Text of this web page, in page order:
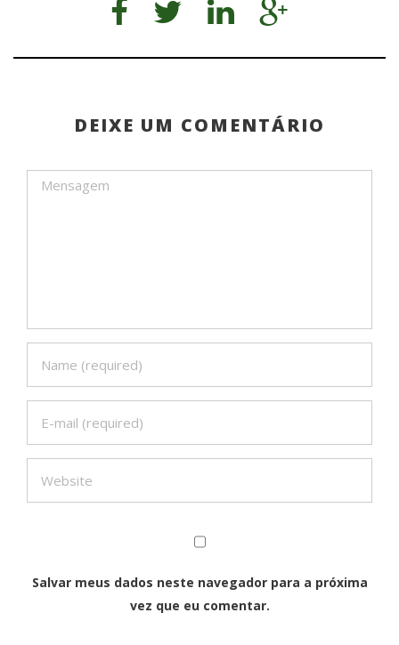
DEIXE UM COMENTÁRIO
Salvar meus dados neste navegador para a próxima
vez que eu comentar.